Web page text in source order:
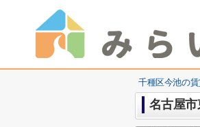
千種区今池の
名古屋